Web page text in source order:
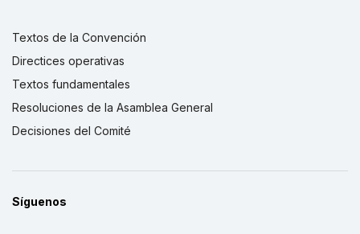
Textos de la Convención
Directices operativas
Textos fundamentales
Resoluciones de la Asamblea General
Decisiones del Comité
Síguenos